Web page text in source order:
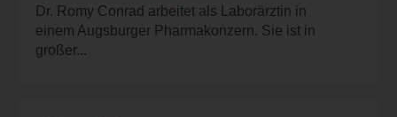
Dr. Romy Conrad arbeitet als Laborärztin in
einem Augsburger Pharmakonzern. Sie ist in
großer...